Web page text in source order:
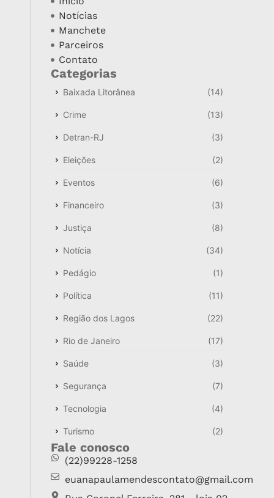
Notícias
Manchete
Parceiros
Contato
Categorias
Baixada Litorânea (14)
Crime (13)
Detran-RJ (3)
Eleições (2)
Eventos (6)
Financeiro (3)
Justiça (8)
Notícia (34)
Pedágio (1)
Política (11)
Região dos Lagos (22)
Rio de Janeiro (17)
Saúde (3)
Segurança (7)
Tecnologia (4)
Turismo (2)
Fale conosco
(22)99228-1258
euanapaulamendescontato@gmail.com